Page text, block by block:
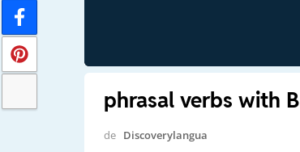
phrasal verbs with B
de Discoverylangua